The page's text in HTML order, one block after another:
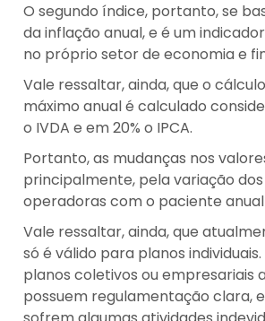
O segundo índice, portanto, se
da inflação anual, e é um
no próprio setor de economia e
Vale ressaltar, ainda, que o
máximo anual é calculado
o IVDA e em 20% o IPCA.
Portanto, as mudanças nos
principalmente, pela variação
operadoras com o paciente
Vale ressaltar, ainda, que
só é válido para planos
planos coletivos ou empresariais
possuem regulamentação clara,